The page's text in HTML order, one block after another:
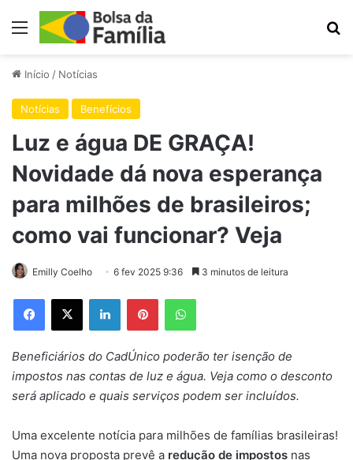
Menu
Início / Notícias
Notícias Benefícios
Luz e água DE GRAÇA!
Novidade dá nova esperança
para milhões de brasileiros;
como vai funcionar? Veja
Emilly Coelho 6 fev 2025 9:36 3 minutos de leitura
Facebook
X LinkedinPinterestWhatsApp
Beneficiários do CadÚnico poderão ter isenção de
impostos nas contas de luz e água. Veja como o desconto
será aplicado e quais serviços podem ser incluídos.
Uma excelente notícia para milhões de famílias brasileiras!
Uma nova proposta prevê a redução de impostos nas